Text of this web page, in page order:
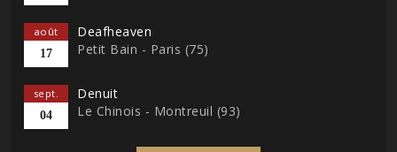
août
17
Deafheaven
Petit Bain - Paris (75)
sept.
04
Denuit
Le Chinois - Montreuil (93)